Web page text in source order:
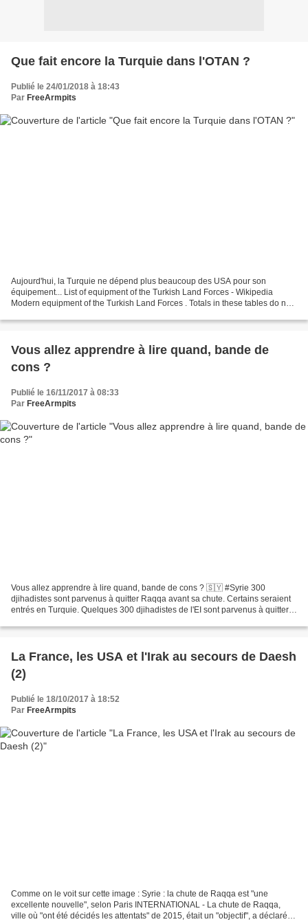
Que fait encore la Turquie dans l'OTAN ?
Publié le 24/01/2018 à 18:43
Par FreeArmpits
Aujourd'hui, la Turquie ne dépend plus beaucoup des USA pour son
équipement... List of equipment of the Turkish Land Forces - Wikipedia
Modern equipment of the Turkish Land Forces . Totals in these tables do not
Vous allez apprendre à lire quand, bande de
cons ?
Publié le 16/11/2017 à 08:33
Par FreeArmpits
Vous allez apprendre à lire quand, bande de cons ? 🇸🇾 #Syrie 300
djihadistes sont parvenus à quitter Raqqa avant sa chute. Certains seraient
entrés en Turquie. Quelques 300 djihadistes de l'EI sont parvenus à quitter
La France, les USA et l'Irak au secours de Daesh
(2)
Publié le 18/10/2017 à 18:52
Par FreeArmpits
Comme on le voit sur cette image : Syrie : la chute de Raqqa est "une
excellente nouvelle", selon Paris INTERNATIONAL - La chute de Raqqa,
ville où "ont été décidés les attentats" de 2015, était un "objectif", a déclaré